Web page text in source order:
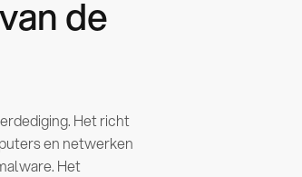
de
Het richt
en netwerken
Het